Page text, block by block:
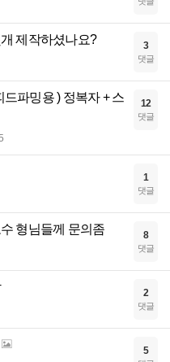
제작하셨나요? 3
댓글
파밍용 ) 정복자 + 스
12
댓글
1
댓글
형님들께 문의좀 8
댓글
2
댓글
5